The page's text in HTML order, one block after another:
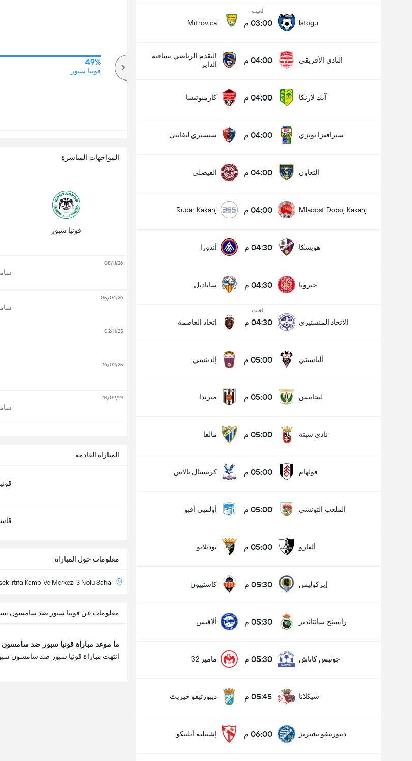
Istogu
الغيت
03:00 م Mitrovica
النادي الأفريقي 04:00 م
التقدم الرياضي بساقية
الداير
آيك لارنكا 04:00 م كارميوتيسا
سيرافيزا بوتزي 04:00 م سيستري ليفانتي
التعاون 04:00 م الفيصلي
Mladost Doboj Kakanj 04:00 م Rudar Kakanj
هويسكا 04:30 م أندورا
جيرونا 04:30 م ساباديل
الاتحاد المنستيري
الغيت
04:30 م اتحاد العاصمة
ألباسيتي 05:00 م إلدينسي
ليجانيس 05:00 م ميريدا
نادي سبتة 05:00 م مالقا
فولهام 05:00 م كريستال بالاس
الملعب التونسي 05:00 م أولمبي أقبو
ألفارو 05:00 م توديلانو
إيركوليس 05:30 م كاستييون
راسينج سانتاندير 05:30 م ألافيس
جونيس كاناش 05:30 م مامير 32
شيكلانا 05:45 م ديبورتيفو خيريث
ديبورتيفو تشيريز 06:00 م إشبيلية أتليتكو
المباراة القادمة
معلومات حول المباراة
İrtifa Kamp Ve Merkezi 3 Nolu Saha
49%
قونيا سبور
82%
المواجهات المباشرة
قونيا سبور
08/11/26
05/04/26
02/11/25
16/02/25
14/09/24
معلومات عن قونيا سبور ضد سامسون
ما موعد مباراة قونيا سبور ضد
انتهت مباراة قونيا سبور ضد سامسون سبور بنتيجة